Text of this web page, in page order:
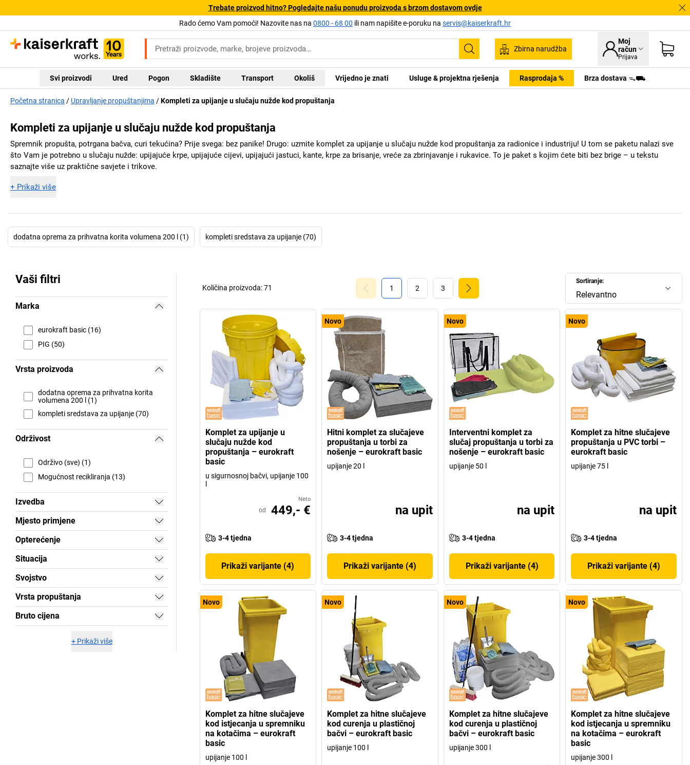
Trebate proizvod hitno? Pogledajte našu ponudu proizvoda s brzom dostavom ovdje
Rado ćemo Vam pomoći! Nazovite nas na 0800 - 68 00 ili nam napišite e-poruku na servis@kaiserkraft.hr
Pretraživanje
Zbirna narudžba
Moj
račun
Prijava
Svi proizvodi Ured Pogon Skladište Transport Okoliš Vrijedno je znati Usluge & projektna rješenja Rasprodaja % Brza dostava ᯓ⛟
Početna stranica Upravljanje propuštanjima Kompleti za upijanje u slučaju nužde kod propuštanja
Kompleti za upijanje u slučaju nužde kod propuštanja
Spremnik propušta, potrgana bačva, curi tekućina? Prije svega: bez panike! Drugo: uzmite komplet za upijanje u slučaju nužde kod propuštanja za radionice i industriju! U tom se paketu nalazi sve
što Vam je potrebno u slučaju nužde: upijajuće krpe, upijajuće cijevi, upijajući jastuci, kante, krpe za brisanje, vreće za zbrinjavanje i rukavice. To je paket s kojim ćete biti bez brige – u tekstu
saznajte više uz praktične savjete i trikove.
+ Prikaži više
dodatna oprema za prihvatna korita volumena 200 l (1) kompleti sredstava za upijanje (70)
Vaši filtri
Marka
eurokraft basic (16)
PIG (50)
Vrsta proizvoda
dodatna oprema za prihvatna korita
volumena 200 l (1)
kompleti sredstava za upijanje (70)
Održivost
Održivo (sve) (1)
Mogućnost recikliranja (13)
Izvedba
Mjesto primjene
Opterećenje
Situacija
Svojstvo
Vrsta propuštanja
Bruto cijena
+ Prikaži više
Sortiranje:
Relevantno
1 2 3
Količina proizvoda:71
Komplet za upijanje u
slučaju nužde kod
propuštanja – eurokraft
basic
u sigurnosnoj bačvi, upijanje 100
Neto
od 449,- €
3-4 tjedna
Prikaži varijante (4)
Novo
Hitni komplet za slučajeve
propuštanja u torbi za
nošenje – eurokraft basic
upijanje 20 l
na upit
3-4 tjedna
Prikaži varijante (4)
Novo
Interventni komplet za
slučaj propuštanja u torbi za
nošenje – eurokraft basic
upijanje 50 l
na upit
3-4 tjedna
Prikaži varijante (4)
Novo
Komplet za hitne slučajeve
propuštanja u PVC torbi –
eurokraft basic
upijanje 75 l
na upit
3-4 tjedna
Prikaži varijante (4)
Novo
Komplet za hitne slučajeve
kod istjecanja u spremniku
na kotačima – eurokraft
basic
upijanje 100 l
Novo
Komplet za hitne slučajeve
kod curenja u plastičnoj
bačvi – eurokraft basic
upijanje 100 l
Novo
Komplet za hitne slučajeve
kod curenja u plastičnoj
bačvi – eurokraft basic
upijanje 300 l
Novo
Komplet za hitne slučajeve
kod istjecanja u spremniku
na kotačima – eurokraft
basic
upijanje 300 l